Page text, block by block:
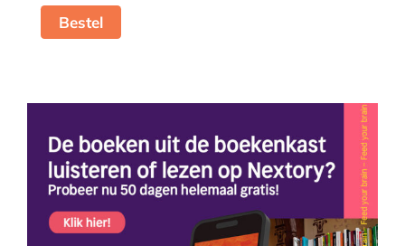
Bestel